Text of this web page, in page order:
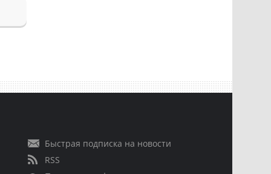
Быстрая подписка на новости
RSS